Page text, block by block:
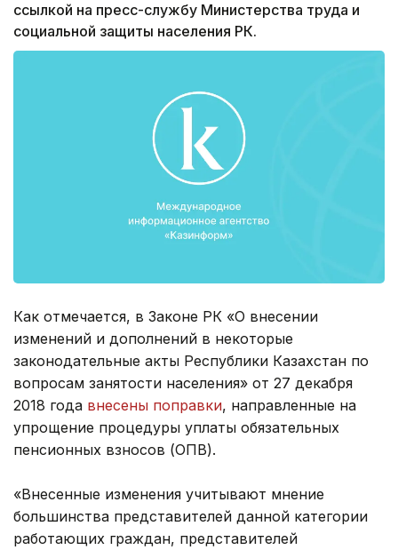
ссылкой на пресс-службу Министерства труда и
социальной защиты населения РК.
Как отмечается, в Законе РК «О внесении
изменений и дополнений в некоторые
законодательные акты Республики Казахстан по
вопросам занятости населения» от 27 декабря
2018 года внесены поправки, направленные на
упрощение процедуры уплаты обязательных
пенсионных взносов (ОПВ).
«Внесенные изменения учитывают мнение
большинства представителей данной категории
работающих граждан, представителей